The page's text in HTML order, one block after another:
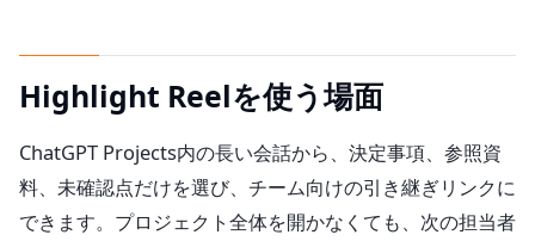
Highlight Reelを使う場面
ChatGPT Projects内の長い会話から、決定事項、参照資
料、未確認点だけを選び、チーム向けの引き継ぎリンクに
できます。プロジェクト全体を開かなくても、次の担当者